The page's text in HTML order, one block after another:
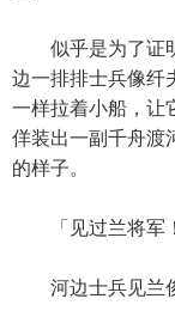
似乎是为了证明
边一排排士兵像纤
一样拉着小船，让
佯装出一副千舟渡
的样子。
「见过兰将军
河边士兵见兰俊